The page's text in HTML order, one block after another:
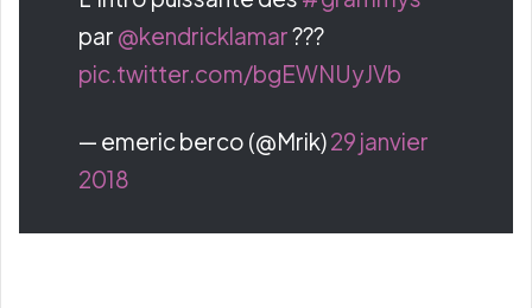
par @kendricklamar???
pic.twitter.com/bgEWNUyJVb
— emeric berco (@Mrik)29 janvier
2018